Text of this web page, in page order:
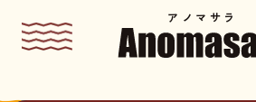
アノマサラ